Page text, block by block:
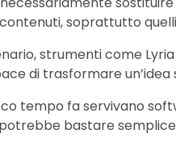
soprattutto
strumenti come
di trasformare
tempo fa servivano
bastare